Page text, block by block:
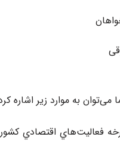
به موارد زیر اشاره
فعاليت‌هاي اقتصادي